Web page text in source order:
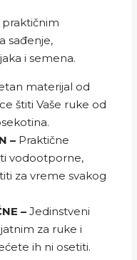
praktičnim
sađenje,
i semena.
materijal od
štiti Vaše ruke od
– Praktične
vodootporne,
za vreme svakog
– Jedinstveni
za ruke i
ih ni osetiti.